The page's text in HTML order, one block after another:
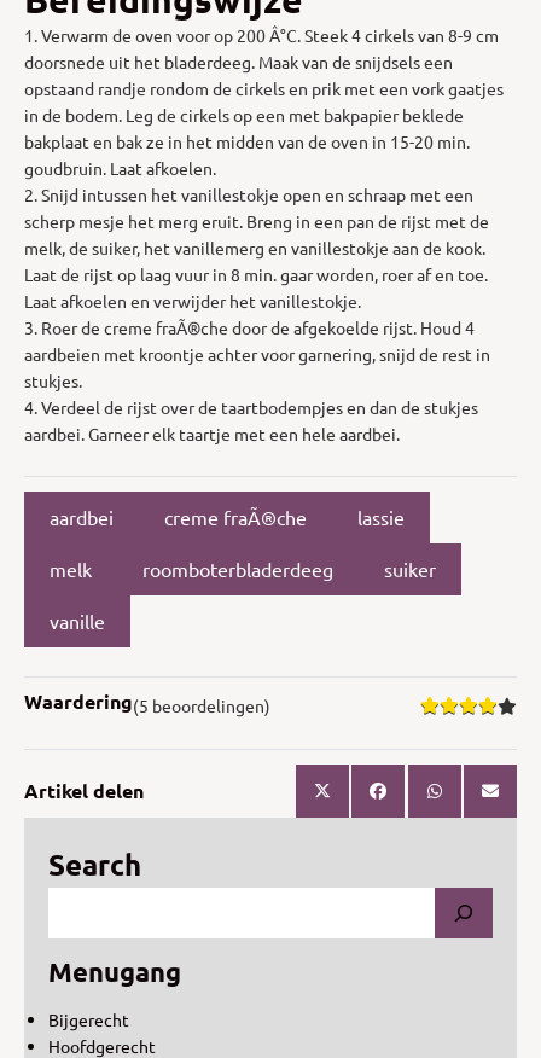
1. Verwarm de oven voor op 200 Â°C. Steek 4 cirkels van 8-9 cm
doorsnede uit het bladerdeeg. Maak van de snijdsels een
opstaand randje rondom de cirkels en prik met een vork gaatjes
in de bodem. Leg de cirkels op een met bakpapier beklede
bakplaat en bak ze in het midden van de oven in 15-20 min.
goudbruin. Laat afkoelen.
2. Snijd intussen het vanillestokje open en schraap met een
scherp mesje het merg eruit. Breng in een pan de rijst met de
melk, de suiker, het vanillemerg en vanillestokje aan de kook.
Laat de rijst op laag vuur in 8 min. gaar worden, roer af en toe.
Laat afkoelen en verwijder het vanillestokje.
3. Roer de creme fraÃ®che door de afgekoelde rijst. Houd 4
aardbeien met kroontje achter voor garnering, snijd de rest in
stukjes.
4. Verdeel de rijst over de taartbodempjes en dan de stukjes
aardbei. Garneer elk taartje met een hele aardbei.
aardbei creme fraÃ®che lassie
melk roomboterbladerdeeg suiker
vanille
Waardering(5 beoordelingen)
Artikel delen
Search
Menugang
Bijgerecht
Hoofdgerecht